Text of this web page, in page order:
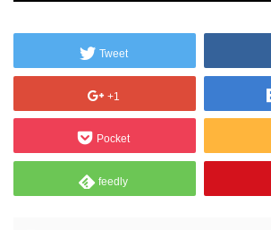
Tweet
+1
Pocket
feedly